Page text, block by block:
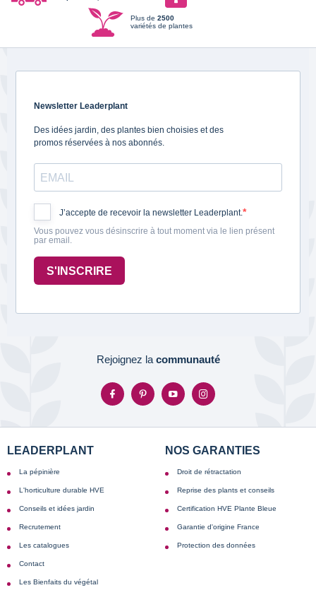
Plus de 2500
variétés de plantes
Newsletter Leaderplant
Des idées jardin, des plantes bien choisies et des
promos réservées à nos abonnés.
J’accepte de recevoir la newsletter Leaderplant.
Vous pouvez vous désinscrire à tout moment via le lien présent
par email.
S'INSCRIRE
Rejoignez la communauté
LEADERPLANT
La pépinière
L'horticulture durable HVE
Conseils et idées jardin
Recrutement
Les catalogues
Contact
Les Bienfaits du végétal
NOS GARANTIES
Droit de rétractation
Reprise des plants et conseils
Certification HVE Plante Bleue
Garantie d'origine France
Protection des données